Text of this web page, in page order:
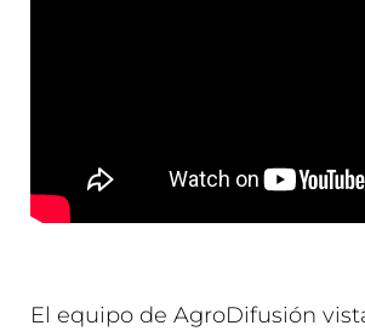
El equipo de AgroDifusión